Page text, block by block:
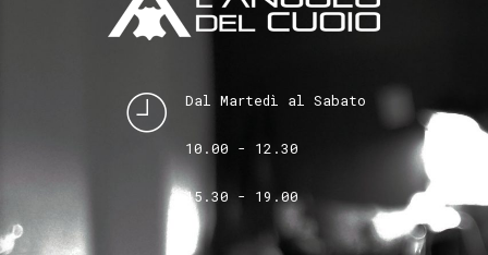
Dal Martedì al Sabato
10.00 - 12.30
15.30 - 19.00